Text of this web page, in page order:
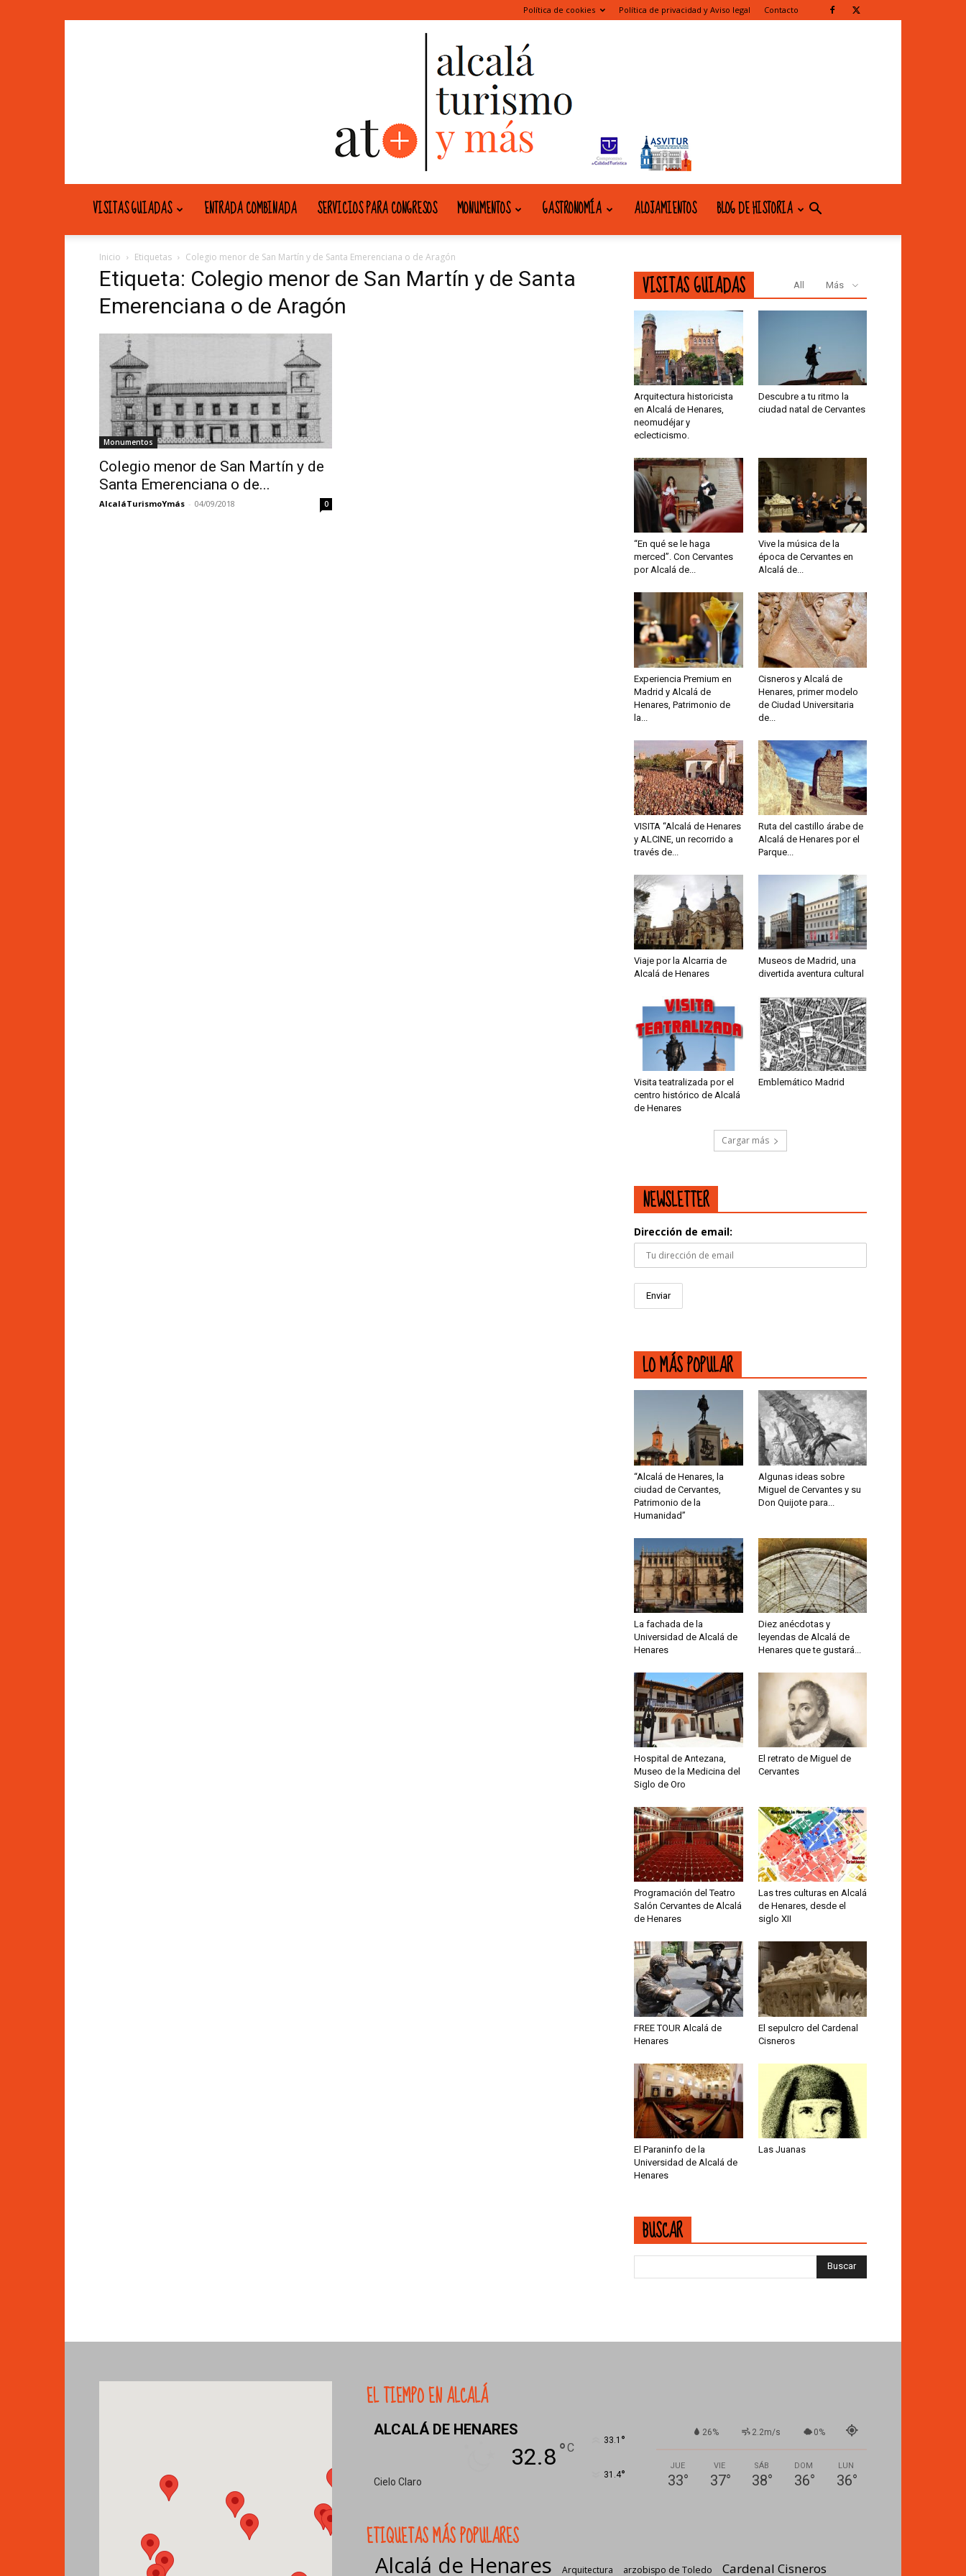
Política de cookies Política de privacidad y Aviso legal Contacto
VISITAS GUIADAS ENTRADA COMBINADA SERVICIOS PARA CONGRESOS MONUMENTOS GASTRONOMÍA ALOJAMIENTOS BLOG DE HISTORIA
Inicio Etiquetas Colegio menor de San Martín y de Santa Emerenciana o de Aragón
Etiqueta: Colegio menor de San Martín y de Santa
Emerenciana o de Aragón
Monumentos
Colegio menor de San Martín y de
Santa Emerenciana o de...
AlcaláTurismoYmás - 04/09/2018 0
VISITAS GUIADAS All Más
Arquitectura historicista
en Alcalá de Henares,
neomudéjar y
eclecticismo.
Descubre a tu ritmo la
ciudad natal de Cervantes
“En qué se le haga
merced”. Con Cervantes
por Alcalá de...
Vive la música de la
época de Cervantes en
Alcalá de...
Experiencia Premium en
Madrid y Alcalá de
Henares, Patrimonio de
la...
Cisneros y Alcalá de
Henares, primer modelo
de Ciudad Universitaria
de...
VISITA “Alcalá de Henares
y ALCINE, un recorrido a
través de...
Ruta del castillo árabe de
Alcalá de Henares por el
Parque...
Viaje por la Alcarria de
Alcalá de Henares
Museos de Madrid, una
divertida aventura cultural
Visita teatralizada por el
centro histórico de Alcalá
de Henares
Emblemático Madrid
Cargar más
NEWSLETTER
Dirección de email:
LO MÁS POPULAR
“Alcalá de Henares, la
ciudad de Cervantes,
Patrimonio de la
Humanidad”
Algunas ideas sobre
Miguel de Cervantes y su
Don Quijote para...
La fachada de la
Universidad de Alcalá de
Henares
Diez anécdotas y
leyendas de Alcalá de
Henares que te gustará...
Hospital de Antezana,
Museo de la Medicina del
Siglo de Oro
El retrato de Miguel de
Cervantes
Programación del Teatro
Salón Cervantes de Alcalá
de Henares
Las tres culturas en Alcalá
de Henares, desde el
siglo XII
FREE TOUR Alcalá de
Henares
El sepulcro del Cardenal
Cisneros
El Paraninfo de la
Universidad de Alcalá de
Henares
Las Juanas
BUSCAR
EL TIEMPO EN ALCALÁ
ALCALÁ DE HENARES
Cielo Claro
32.8°C
33.1 °
31.4°
26% 2.2m/s 0%
JUE
33°
VIE
37°
SÁB
38°
DOM
36°
LUN
36°
ETIQUETAS MÁS POPULARES
Alcalá de Henares Arquitectura arzobispo de Toledo Cardenal Cisneros